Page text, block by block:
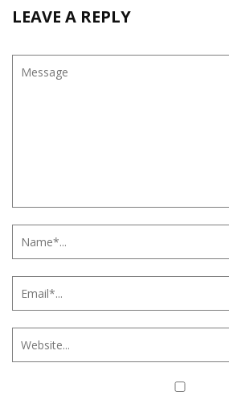
LEAVE A REPLY